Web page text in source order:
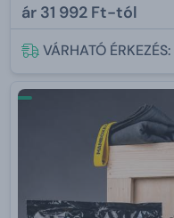
ár 31 992 Ft-tól
VÁRHATÓ ÉRKEZÉS: